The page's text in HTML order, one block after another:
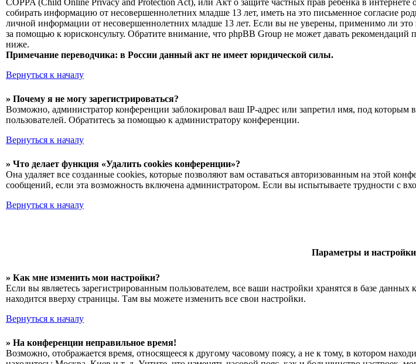
COPPA (Child Online Privacy and Protection Act), или Акт о защите частных прав ребёнка в
собирать информацию от несовершеннолетних младше 13 лет, иметь на это письменное согласие
личной информации от несовершеннолетних младше 13 лет. Если вы не уверены, применимо ли
за помощью к юрисконсульту. Обратите внимание, что phpBB Group не может давать
ниже.
Примечание переводчика: в России данный акт не имеет юридической силы.
Вернуться к началу
» Почему я не могу зарегистрироваться?
Возможно, администратор конференции заблокировал ваш IP-адрес или запретил имя, под которым
пользователей. Обратитесь за помощью к администратору конференции.
Вернуться к началу
» Что делает функция «Удалить cookies конференции»?
Она удаляет все созданные cookies, которые позволяют вам оставаться авторизованным на этой
сообщений, если эта возможность включена администратором. Если вы испытываете трудности с
Вернуться к началу
Параметры и настройки
» Как мне изменить мои настройки?
Если вы являетесь зарегистрированным пользователем, все ваши настройки хранятся в базе
находится вверху страницы. Там вы можете изменить все свои настройки.
Вернуться к началу
» На конференции неправильное время!
Возможно, отображается время, относящееся к другому часовому поясу, а не к тому, в котором